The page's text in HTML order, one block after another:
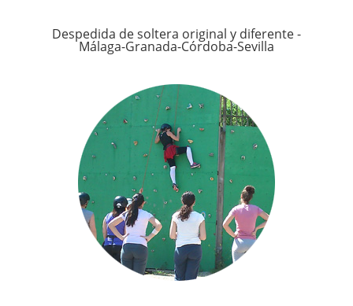
Despedida de soltera original y diferente -
Málaga-Granada-Córdoba-Sevilla